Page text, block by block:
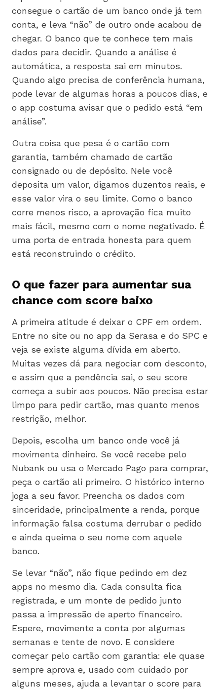
consegue o cartão de um banco onde já tem
conta, e leva “não” de outro onde acabou de
chegar. O banco que te conhece tem mais
dados para decidir. Quando a análise é
automática, a resposta sai em minutos.
Quando algo precisa de conferência humana,
pode levar de algumas horas a poucos dias, e
o app costuma avisar que o pedido está “em
análise”.
Outra coisa que pesa é o cartão com
garantia, também chamado de cartão
consignado ou de depósito. Nele você
deposita um valor, digamos duzentos reais, e
esse valor vira o seu limite. Como o banco
corre menos risco, a aprovação fica muito
mais fácil, mesmo com o nome negativado. É
uma porta de entrada honesta para quem
está reconstruindo o crédito.
O que fazer para aumentar sua
chance com score baixo
A primeira atitude é deixar o CPF em ordem.
Entre no site ou no app da Serasa e do SPC e
veja se existe alguma dívida em aberto.
Muitas vezes dá para negociar com desconto,
e assim que a pendência sai, o seu score
começa a subir aos poucos. Não precisa estar
limpo para pedir cartão, mas quanto menos
restrição, melhor.
Depois, escolha um banco onde você já
movimenta dinheiro. Se você recebe pelo
Nubank ou usa o Mercado Pago para comprar,
peça o cartão ali primeiro. O histórico interno
joga a seu favor. Preencha os dados com
sinceridade, principalmente a renda, porque
informação falsa costuma derrubar o pedido
e ainda queima o seu nome com aquele
banco.
Se levar “não”, não fique pedindo em dez
apps no mesmo dia. Cada consulta fica
registrada, e um monte de pedido junto
passa a impressão de aperto financeiro.
Espere, movimente a conta por algumas
semanas e tente de novo. E considere
começar pelo cartão com garantia: ele quase
sempre aprova e, usado com cuidado por
alguns meses, ajuda a levantar o score para